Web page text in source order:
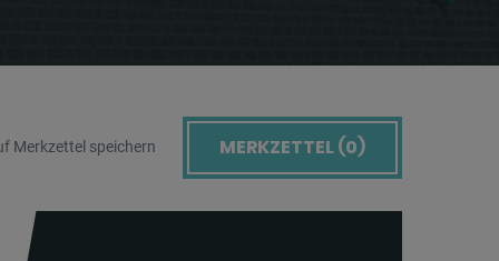
Merkzettel speichern MERKZETTEL (0)